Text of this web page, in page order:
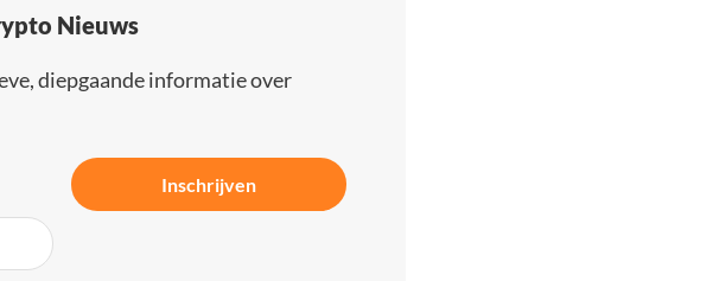
Nieuws
diepgaande informatie over
Inschrijven